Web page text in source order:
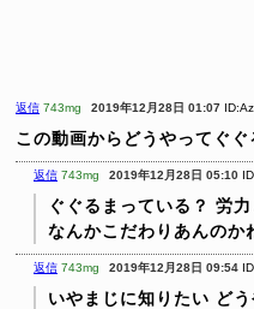
返信 743mg 2019年12月28日 01:07
この動画からどうやってぐ
返信 743mg 2019年12月28日 05:10
ぐぐるまっている？ 労
なんかこだわりあんのか
返信 743mg 2019年12月28日 09:54
いやまじに知りたい ど